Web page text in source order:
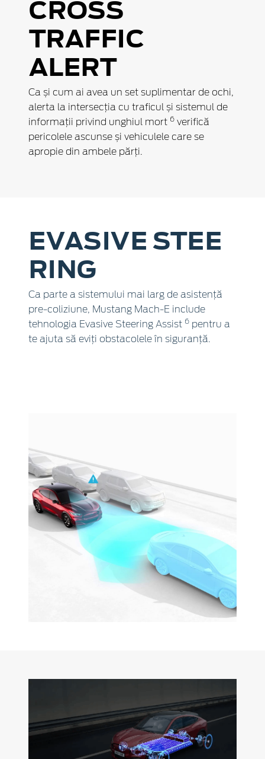
CROSS
TRAFFIC
ALERT
Ca și cum ai avea un set suplimentar de ochi,
alerta la intersecția cu traficul și sistemul de
informații privind unghiul mort 6 verifică
pericolele ascunse și vehiculele care se
apropie din ambele părți.
EVASIVE STEE
RING
Ca parte a sistemului mai larg de asistență
pre-coliziune, Mustang Mach-E include
tehnologia Evasive Steering Assist 6 pentru a
te ajuta să eviți obstacolele în siguranță.